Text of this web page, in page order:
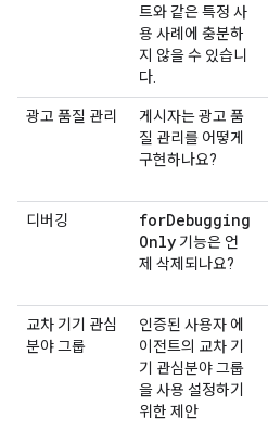
트와 같은 특정 사
용 사례에 충분하
지 않을 수 있습니
다.
광고 품질 관리
게시자는 광고 품
질 관리를 어떻게
구현하나요?
디버깅 forDebugging
Only 기능은 언
제 삭제되나요?
교차 기기 관심
분야 그룹
인증된 사용자 에
이전트의 교차 기
기 관심분야 그룹
을 사용 설정하기
위한 제안